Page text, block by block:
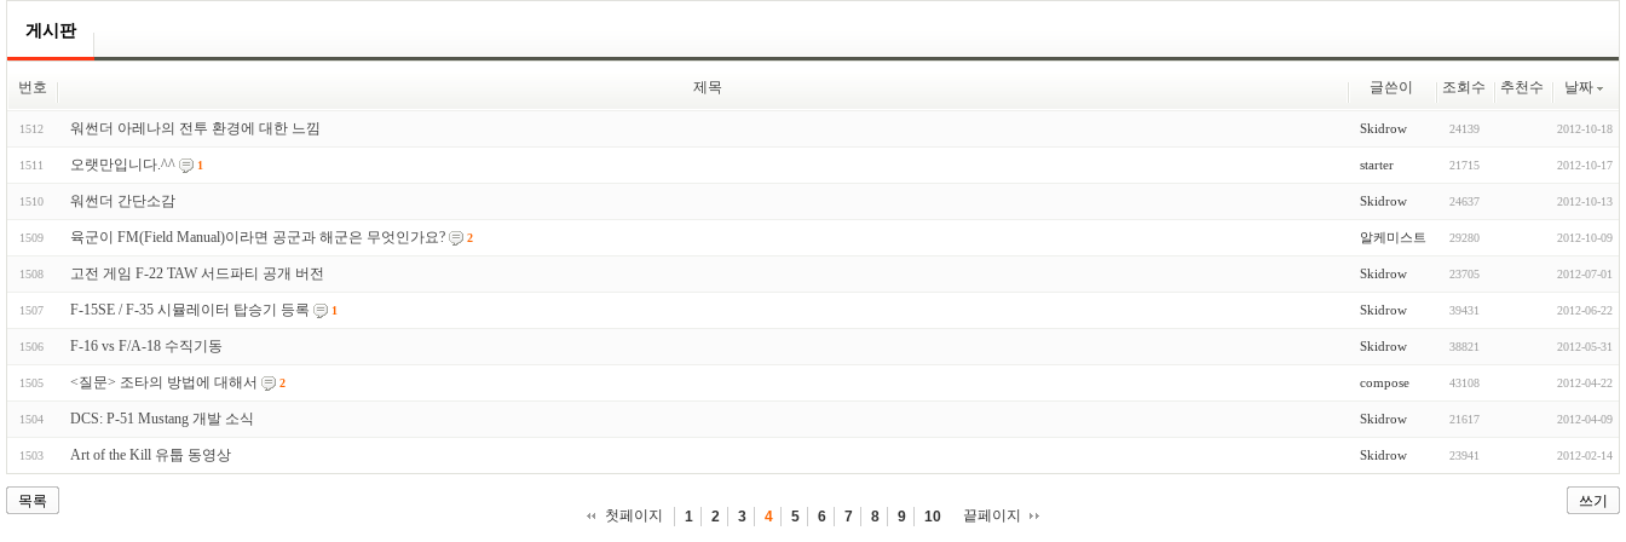
게시판
번호 제목 글쓴이 조회수 추천수 날짜
1512 워썬더 아레나의 전투 환경에 대한 느낌 Skidrow 24139 2012-10-18
1511 오랫만입니다.^^ 1 starter 21715 2012-10-17
1510 워썬더 간단소감 Skidrow 24637 2012-10-13
1509 육군이 FM(Field Manual)이라면 공군과 해군은 무엇인가요? 2 알케미스트 29280 2012-10-09
1508 고전 게임 F-22 TAW 서드파티 공개 버전 Skidrow 23705 2012-07-01
1507 F-15SE / F-35 시뮬레이터 탑승기 등록 1 Skidrow 39431 2012-06-22
1506 F-16 vs F/A-18 수직기동 Skidrow 38821 2012-05-31
1505 <질문> 조타의 방법에 대해서 2 compose 43108 2012-04-22
1504 DCS: P-51 Mustang 개발 소식 Skidrow 21617 2012-04-09
1503 Art of the Kill 유툽 동영상 Skidrow 23941 2012-02-14
목록
쓰기
첫페이지
1 2 3 4 5 6 7 8 9 10 끝페이지